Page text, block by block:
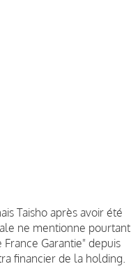
Taisho après avoir été
ne mentionne pourtant
Garantie" depuis
financier de la holding.